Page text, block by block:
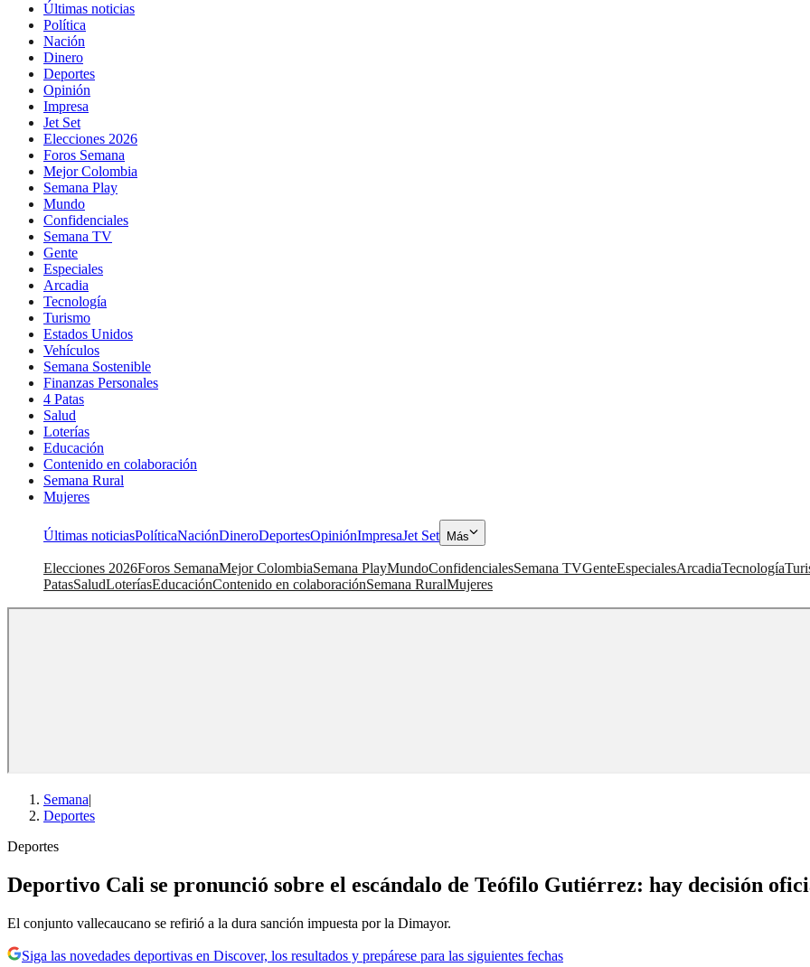
Últimas noticias
Política
Nación
Dinero
Deportes
Opinión
Impresa
Jet Set
Elecciones 2026
Foros Semana
Mejor Colombia
Semana Play
Mundo
Confidenciales
Semana TV
Gente
Especiales
Arcadia
Tecnología
Turismo
Estados Unidos
Vehículos
Semana Sostenible
Finanzas Personales
4 Patas
Salud
Loterías
Educación
Contenido en colaboración
Semana Rural
Mujeres
Últimas noticiasPolíticaNaciónDineroDeportesOpiniónImpresaJet Set Más
Elecciones 2026Foros SemanaMejor ColombiaSemana PlayMundoConfidencialesSemana TVGenteEspecialesArcadiaTecnología
PatasSaludLoteríasEducaciónContenido en colaboraciónSemana RuralMujeres
Semana|
Deportes
Deportes
Deportivo Cali se pronunció sobre el escándalo de Teófilo Gutiérrez: hay decisión
El conjunto vallecaucano se refirió a la dura sanción impuesta por la Dimayor.
Siga las novedades deportivas en Discover, los resultados y prepárese para las siguientes fechas